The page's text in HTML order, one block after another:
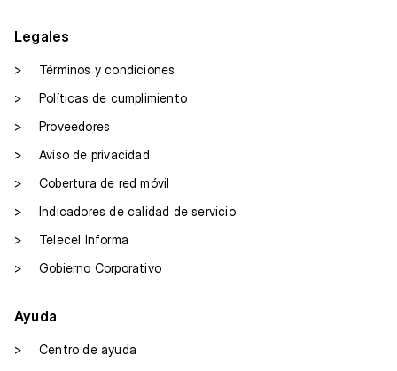
Legales
>
Términos y condiciones
>
Políticas de cumplimiento
>
Proveedores
>
Aviso de privacidad
>
Cobertura de red móvil
>
Indicadores de calidad de servicio
>
Telecel Informa
>
Gobierno Corporativo
Ayuda
>
Centro de ayuda